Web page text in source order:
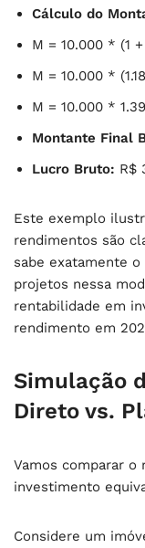
Cálculo do
M = 10.000 * (1 +
M = 10.000 *
M = 10.000 *
Montante Final
Lucro Bruto: R$
Este exemplo
rendimentos são
sabe exatamente o
projetos nessa
rentabilidade em
rendimento em
Simulação
Direto vs.
Vamos comparar
investimento
Considere um